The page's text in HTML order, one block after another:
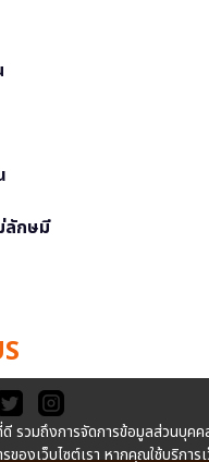
ลักษมี
ดี รวมถึงการจัดการข้อมูลส่วนบุค
องเว็บไซต์เรา หากคุณใช้บริการ